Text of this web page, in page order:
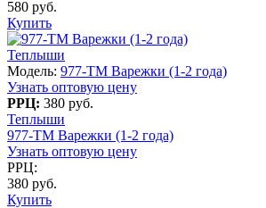
580 руб.
Купить
Теплыши
Модель: 977-TM Варежки (1-2 года)
Узнать оптовую цену
РРЦ: 380 руб.
Теплыши
977-TM Варежки (1-2 года)
Узнать оптовую цену
РРЦ:
380 руб.
Купить